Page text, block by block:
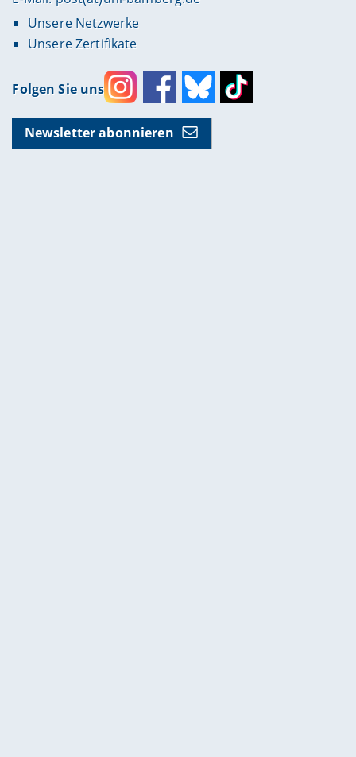
Unsere Netzwerke
Unsere Zertifikate
Folgen Sie uns
InstagramFacebook
Bluesky
Newsletter abonnieren